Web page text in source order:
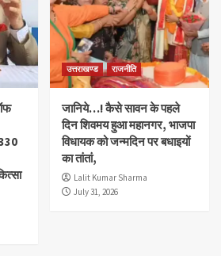
उत्तराखण्ड राजनीति
जानिये…! कैसे सावन के पहले
दिन शिवमय हुआ महानगर, भाजपा
विधायक को जन्मदिन पर बधाइयों
का तांतां,
Lalit Kumar Sharma
July 31, 2026